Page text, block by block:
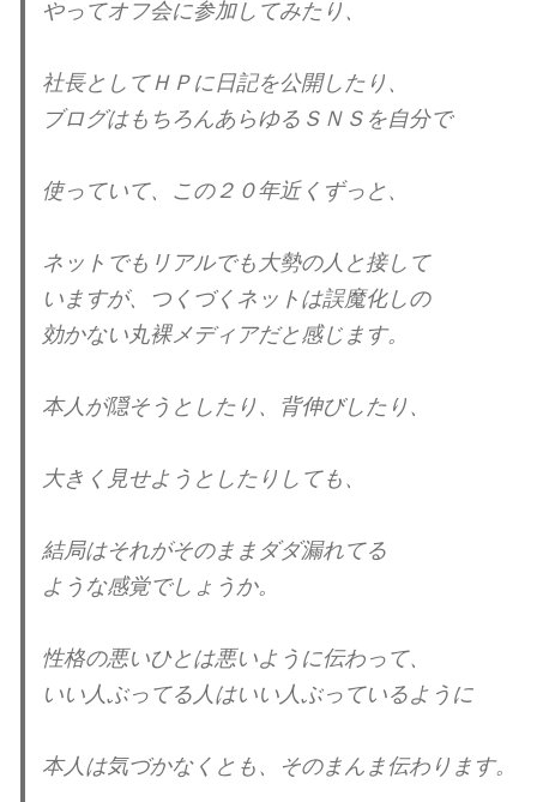
やってオフ会に参加してみたり、
社長としてＨＰに日記を公開したり、
ブログはもちろんあらゆるＳＮＳを自分で
使っていて、この２０年近くずっと、
ネットでもリアルでも大勢の人と接して
いますが、つくづく ネットは誤魔化しの
効かない丸裸メディアだと感じます。
本人が隠そうとしたり、背伸びしたり、
大きく見せようとしたりしても、
結局はそれがそのままダダ漏れてる
ような感覚でしょうか。
性格の悪いひとは悪いように伝わって、
いい人ぶってる人はいい人ぶっているように
本人は気づかなくとも、そのまんま伝わります。